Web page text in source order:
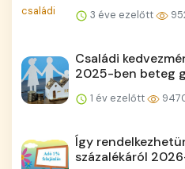
3 éve ezelőtt
Családi
2025-ben beteg
1 év ezelőtt
Így
százalékáról